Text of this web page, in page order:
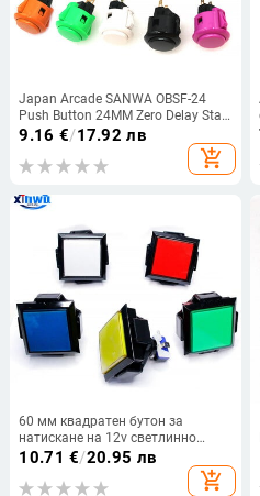
Japan Arcade SANWA OBSF-24
Push Button 24MM Zero Delay Start
Switch Official Original Game
Направи си сам
9.16 €/17.92 лв
add_shopping_cart
60 мм квадратен бутон за
натискане на 12v светлинно
осветени светодиодни
превключватели Автомат за
монети Arcade Diy Game Controller
10.71 €/20.95 лв
add_shopping_cart